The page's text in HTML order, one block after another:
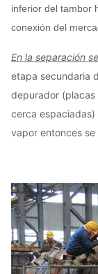
inferior del tambor
conexión del
En la separación
etapa secundaria
depurador (placas
cerca
vapor entonces